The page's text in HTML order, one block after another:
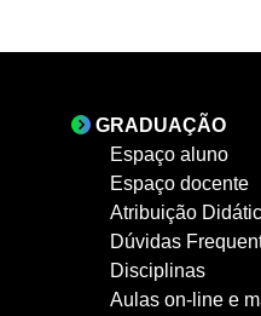
GRADUAÇÃO
Espaço aluno
Espaço docente
Atribuição
Dúvidas
Disciplinas
Aulas on-line e